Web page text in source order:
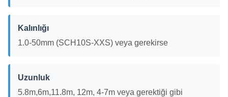
Kalınlığı
1.0-50mm (SCH10S-XXS) veya gerekirse
Uzunluk
5.8m,6m,11.8m, 12m, 4-7m veya gerektiği gibi